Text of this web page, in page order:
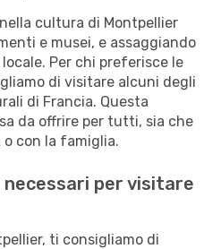
cultura di Montpellier
e musei, e assaggiando
Per chi preferisce le
di visitare alcuni degli
di Francia. Questa
da offrire per tutti, sia che
o con la famiglia.
necessari per visitare
ti consigliamo di